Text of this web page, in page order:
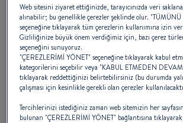
endüstrisinin
büyük uluslararası ağa
Web sitesini ziyaret ettiğinizde, tarayıcınızda veri
alınabilir; bu genellikle çerezler şeklinde olur. "TÜMÜNÜ
seçeneğine tıklayarak tüm çerezlerin kullanımına izin
Gizliliğinize büyük önem verdiğimiz için, bazı çerez
seçeneğini sunuyoruz.
"ÇEREZLERİMİ YÖNET" seçeneğine tıklayarak kabul
kategorilerini seçebilir veya "KABUL ETMEDEN DEVAM
tıklayarak reddettiğinizi belirtebilirsiniz (bu durumda
çalışması için kesinlikle gerekli olan çerezler
Tercihlerinizi istediğiniz zaman web sitemizin her
bulunan "ÇEREZLERİMİ YÖNET" bağlantısına